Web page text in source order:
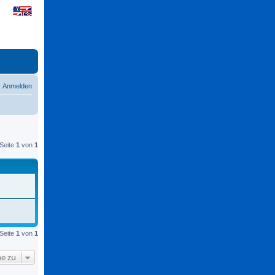
Anmelden
1 von 1
1 von 1
zu